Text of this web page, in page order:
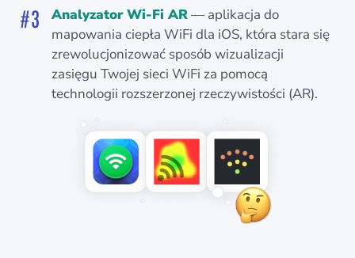
Analyzator Wi-Fi AR— aplikacja do
mapowania ciepła WiFi dla iOS, która stara się
zrewolucjonizować sposób wizualizacji
zasięgu Twojej sieci WiFi za pomocą
technologii rozszerzonej rzeczywistości (AR).